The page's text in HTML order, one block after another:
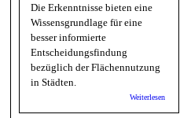
über BUND: Königsstuhlhotel - Demonstration gegen
widerrechlicht errichteten Hotelneubau
Die Erkenntnisse bieten eine
Wissensgrundlage für eine
besser informierte
Entscheidungsfindung
bezüglich der Flächennutzung
in Städten.
Weiterlesen